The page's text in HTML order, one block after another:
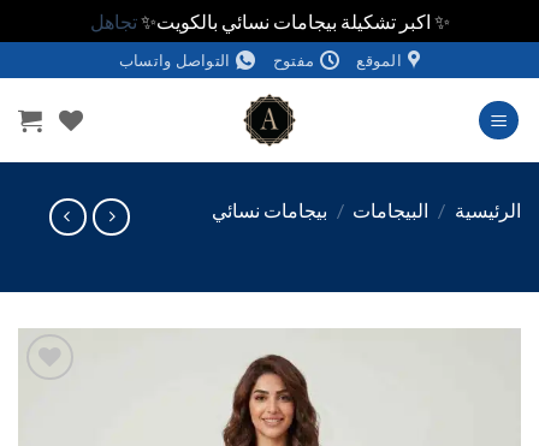
✨ اكبر تشكيلة بيجامات نسائي بالكويت✨تجاهل
الموقع مفتوح التواصل واتساب
/ البيجامات / بيجامات نسائي